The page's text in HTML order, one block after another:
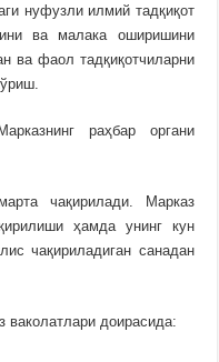
нуфузли илмий тадқиқот
ва малака оширишини
ва фаол тадқиқотчиларни
раҳбар органи
чақирилади. Марказ
ҳамда унинг кун
чақириладиган санадан
ваколатлари доирасида: